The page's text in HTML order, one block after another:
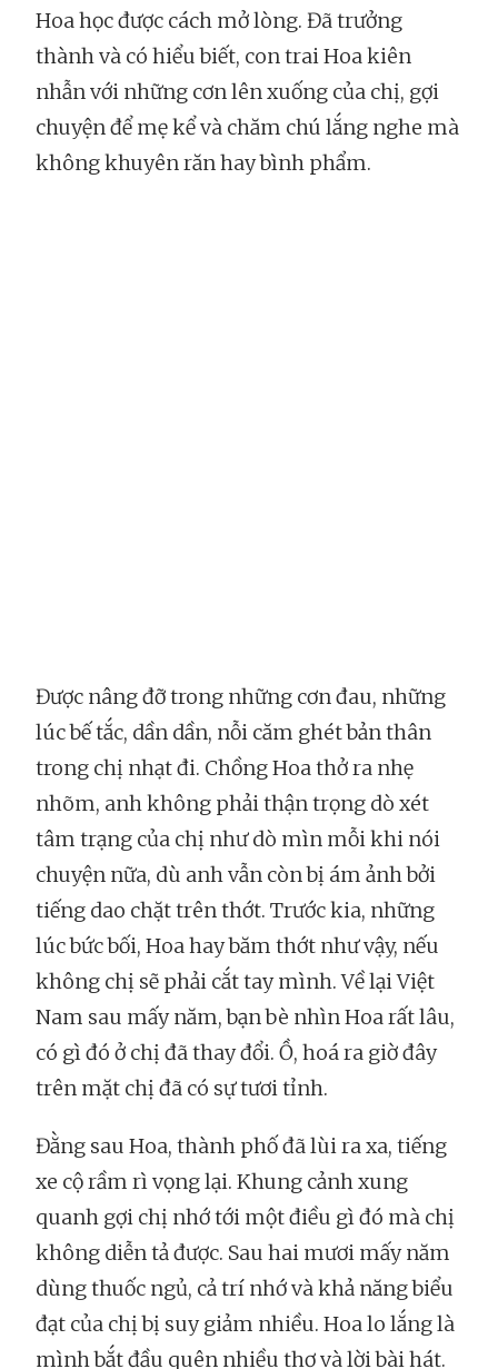
Hoa học được cách mở lòng. Đã trưởng
thành và có hiểu biết, con trai Hoa kiên
nhẫn với những cơn lên xuống của chị, gợi
chuyện để mẹ kể và chăm chú lắng nghe mà
không khuyên răn hay bình phẩm.
Được nâng đỡ trong những cơn đau, những
lúc bế tắc, dần dần, nỗi căm ghét bản thân
trong chị nhạt đi. Chồng Hoa thở ra nhẹ
nhõm, anh không phải thận trọng dò xét
tâm trạng của chị như dò mìn mỗi khi nói
chuyện nữa, dù anh vẫn còn bị ám ảnh bởi
tiếng dao chặt trên thớt. Trước kia, những
lúc bức bối, Hoa hay băm thớt như vậy, nếu
không chị sẽ phải cắt tay mình. Về lại Việt
Nam sau mấy năm, bạn bè nhìn Hoa rất lâu,
có gì đó ở chị đã thay đổi. Ồ, hoá ra giờ đây
trên mặt chị đã có sự tươi tỉnh.
Đằng sau Hoa, thành phố đã lùi ra xa, tiếng
xe cộ rầm rì vọng lại. Khung cảnh xung
quanh gợi chị nhớ tới một điều gì đó mà chị
không diễn tả được. Sau hai mươi mấy năm
dùng thuốc ngủ, cả trí nhớ và khả năng biểu
đạt của chị bị suy giảm nhiều. Hoa lo lắng là
mình bắt đầu quên nhiều thơ và lời bài hát.